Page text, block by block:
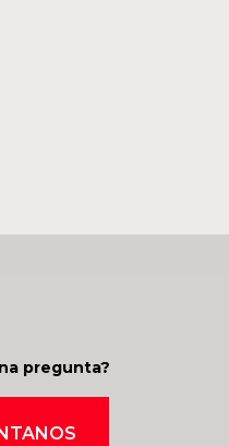
pregunta?